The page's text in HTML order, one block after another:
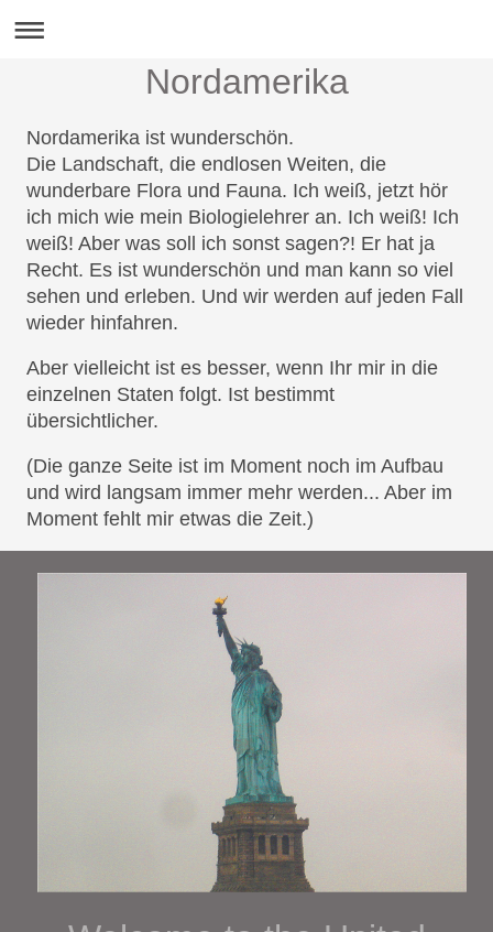
Nordamerika
Nordamerika ist wunderschön.
Die Landschaft, die endlosen Weiten, die
wunderbare Flora und Fauna. Ich weiß, jetzt hör
ich mich wie mein Biologielehrer an. Ich weiß! Ich
weiß! Aber was soll ich sonst sagen?! Er hat ja
Recht. Es ist wunderschön und man kann so viel
sehen und erleben. Und wir werden auf jeden Fall
wieder hinfahren.
Aber vielleicht ist es besser, wenn Ihr mir in die
einzelnen Staten folgt. Ist bestimmt
übersichtlicher.
(Die ganze Seite ist im Moment noch im Aufbau
und wird langsam immer mehr werden... Aber im
Moment fehlt mir etwas die Zeit.)